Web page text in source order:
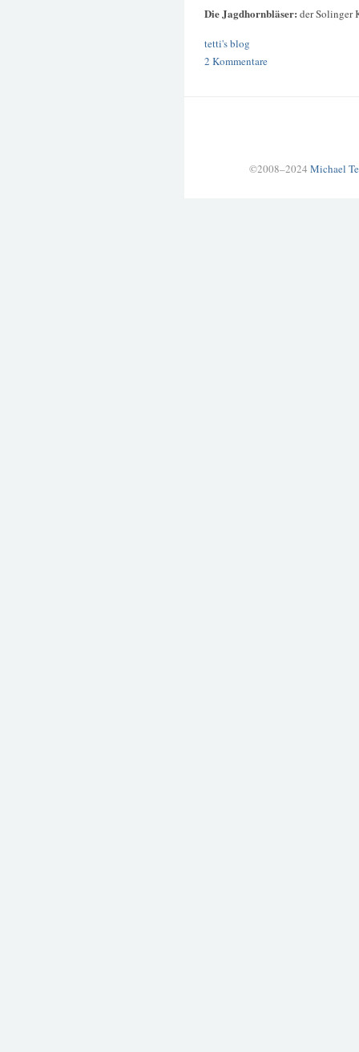
Die Jagdhornbläser: der Solinger
tetti's blog
2 Kommentare
©2008–2024 Michael